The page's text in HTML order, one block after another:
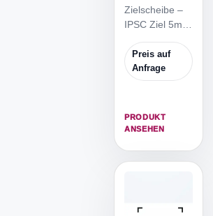
Zielscheibe –
IPSC Ziel 5m
reduzierte
IPSC
Zielscheibe,
Distanz zu
trainieren.
Preis auf
Anfrage
PRODUKT
ANSEHEN